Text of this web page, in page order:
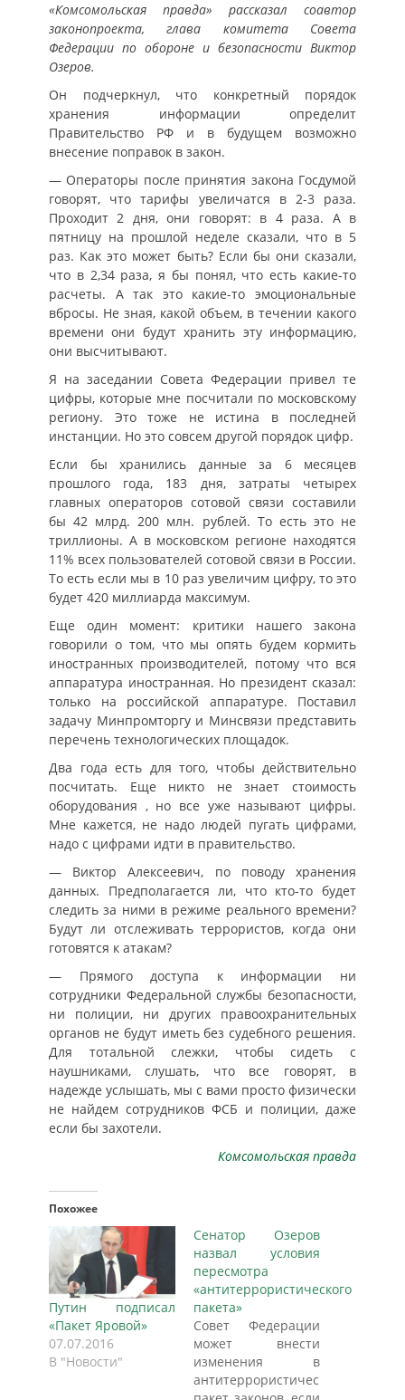
«Комсомольская правда» рассказал соавтор
законопроекта, глава комитета Совета
Федерации по обороне и безопасности Виктор
Озеров.
Он подчеркнул, что конкретный порядок
хранения информации определит
Правительство РФ и в будущем возможно
внесение поправок в закон.
— Операторы после принятия закона Госдумой
говорят, что тарифы увеличатся в 2-3 раза.
Проходит 2 дня, они говорят: в 4 раза. А в
пятницу на прошлой неделе сказали, что в 5
раз. Как это может быть? Если бы они сказали,
что в 2,34 раза, я бы понял, что есть какие-то
расчеты. А так это какие-то эмоциональные
вбросы. Не зная, какой объем, в течении какого
времени они будут хранить эту информацию,
они высчитывают.
Я на заседании Совета Федерации привел те
цифры, которые мне посчитали по московскому
региону. Это тоже не истина в последней
инстанции. Но это совсем другой порядок цифр.
Если бы хранились данные за 6 месяцев
прошлого года, 183 дня, затраты четырех
главных операторов сотовой связи составили
бы 42 млрд. 200 млн. рублей. То есть это не
триллионы. А в московском регионе находятся
11% всех пользователей сотовой связи в России.
То есть если мы в 10 раз увеличим цифру, то это
будет 420 миллиарда максимум.
Еще один момент: критики нашего закона
говорили о том, что мы опять будем кормить
иностранных производителей, потому что вся
аппаратура иностранная. Но президент сказал:
только на российской аппаратуре. Поставил
задачу Минпромторгу и Минсвязи представить
перечень технологических площадок.
Два года есть для того, чтобы действительно
посчитать. Еще никто не знает стоимость
оборудования , но все уже называют цифры.
Мне кажется, не надо людей пугать цифрами,
надо с цифрами идти в правительство.
— Виктор Алексеевич, по поводу хранения
данных. Предполагается ли, что кто-то будет
следить за ними в режиме реального времени?
Будут ли отслеживать террористов, когда они
готовятся к атакам?
— Прямого доступа к информации ни
сотрудники Федеральной службы безопасности,
ни полиции, ни других правоохранительных
органов не будут иметь без судебного решения.
Для тотальной слежки, чтобы сидеть с
наушниками, слушать, что все говорят, в
надежде услышать, мы с вами просто физически
не найдем сотрудников ФСБ и полиции, даже
если бы захотели.
Комсомольская правда
Похожее
Путин подписал
«Пакет Яровой»
07.07.2016
В "Новости"
Сенатор Озеров
назвал условия
пересмотра
«антитеррористического
пакета»
Совет Федерации
может внести
изменения в
антитеррористический